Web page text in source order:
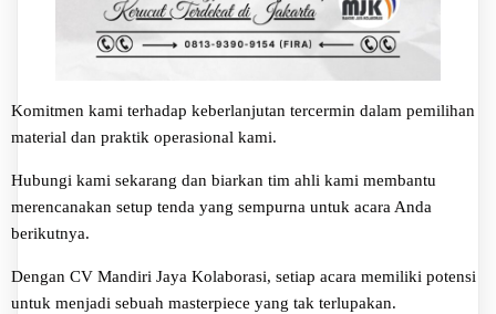
Komitmen kami terhadap keberlanjutan tercermin dalam pemilihan
material dan praktik operasional kami.
Hubungi kami sekarang dan biarkan tim ahli kami membantu
merencanakan setup tenda yang sempurna untuk acara Anda
berikutnya.
Dengan CV Mandiri Jaya Kolaborasi, setiap acara memiliki potensi
untuk menjadi sebuah masterpiece yang tak terlupakan.